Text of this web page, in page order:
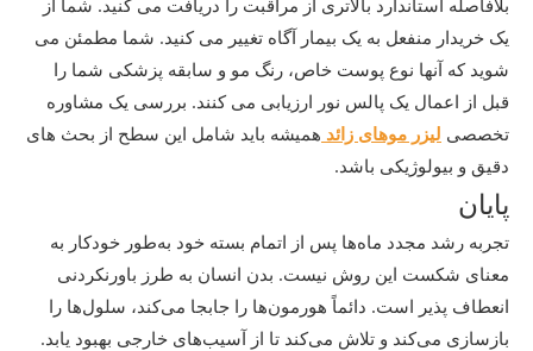
بلافاصله استاندارد بالاتری از مراقبت را دریافت می کنید. شما از
یک خریدار منفعل به یک بیمار آگاه تغییر می کنید. شما مطمئن می
شوید که آنها نوع پوست خاص، رنگ مو و سابقه پزشکی شما را
قبل از اعمال یک پالس نور ارزیابی می کنند. بررسی یک مشاوره
تخصصی لیزر موهای زائد همیشه باید شامل این سطح از بحث های
دقیق و بیولوژیکی باشد.
پایان
تجربه رشد مجدد ماه‌ها پس از اتمام بسته خود به‌طور خودکار به
معنای شکست این روش نیست. بدن انسان به طرز باورنکردنی
انعطاف پذیر است. دائماً هورمون‌ها را جابجا می‌کند، سلول‌ها را
بازسازی می‌کند و تلاش می‌کند تا از آسیب‌های خارجی بهبود یابد.